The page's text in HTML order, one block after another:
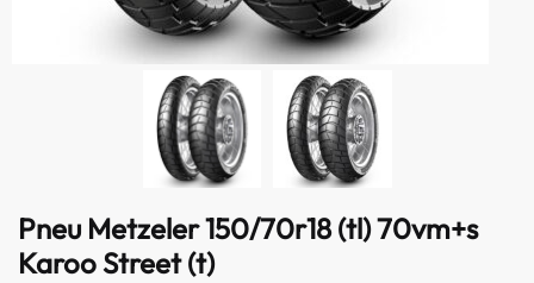
Pneu Metzeler 150/70r18 (tl) 70vm+s
Karoo Street (t)